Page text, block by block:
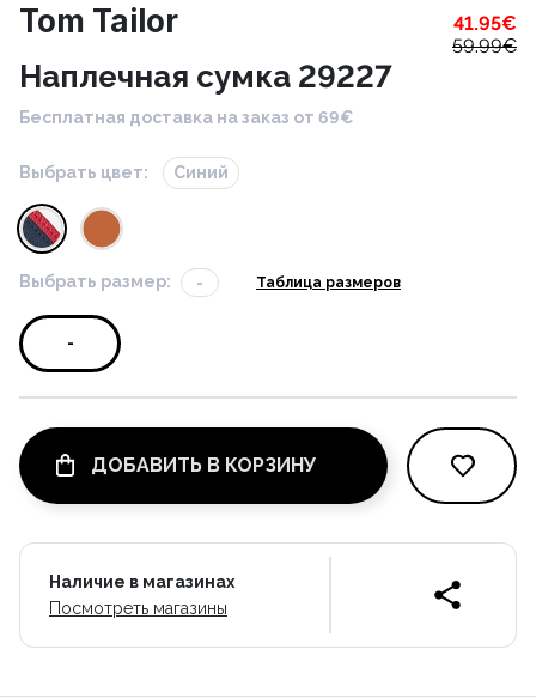
Tom Tailor 41.95€
59.99€
Наплечная сумка 29227
Бесплатная доставка на заказ от 69€
Выбрать цвет: Синий
Выбрать размер: - Таблица размеров
-
ДОБАВИТЬ В КОРЗИНУ
Наличие в магазинах
Посмотреть магазины